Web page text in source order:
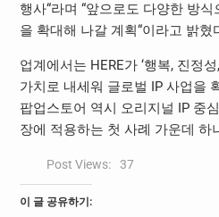
행사“라며 “앞으로도 다양한 방식
을 확대해 나갈 계획“이라고 밝혔
업계에서는 HERE가 ‘행복, 진정성,
가치로 내세워 글로벌 IP 사업을
팝업스토어 역시 오리지널 IP 중
장에 적용하는 첫 사례 가운데 하
Post Views: 37
이 글 공유하기: